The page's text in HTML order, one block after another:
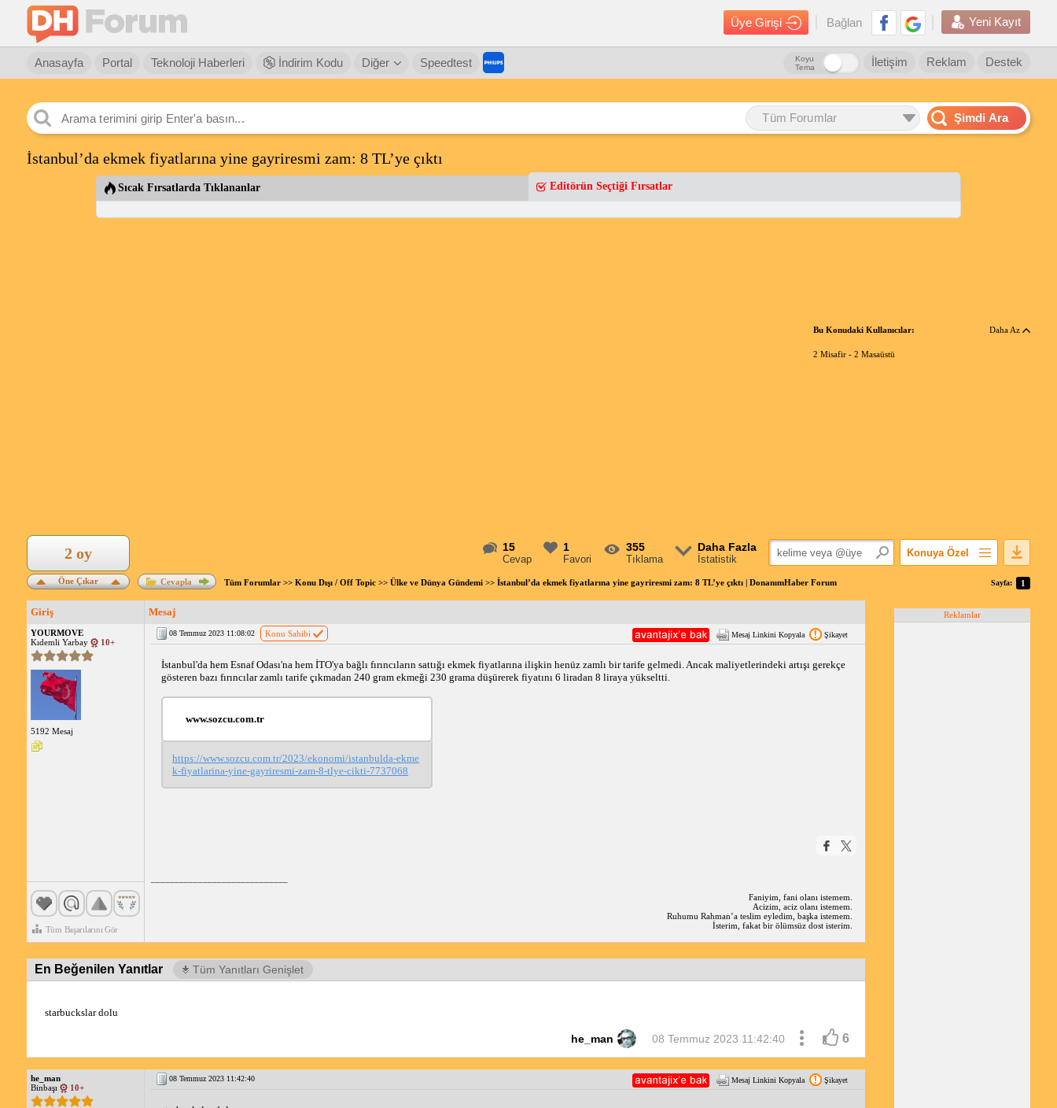
Üye Girişi Bağlan Yeni Kayıt
Anasayfa Portal Teknoloji Haberleri İndirim Kodu Diğer Speedtest Destek
Reklam
İletişim
Koyu
Tema
Tüm Forumlar Şimdi Ara
İstanbul’da ekmek fiyatlarına yine gayriresmi zam: 8 TL’ye çıktı
Sıcak Fırsatlarda Tıklananlar Editörün Seçtiği Fırsatlar
Bu Konudaki Kullanıcılar: Daha Az
2 Misafir - 2 Masaüstü
15
Cevap
1
Favori
355
Tıklama
Daha Fazla
İstatistik
Konuya Özel
Popüler Mesajlar
Öne Çıkar
2 oy
Cevapla Tüm Forumlar>> Konu Dışı / Off Topic>> Ülke ve Dünya Gündemi>> İstanbul’da ekmek fiyatlarına yine gayriresmi zam: 8 TL’ye çıktı | DonanımHaber Forum Sayfa: 1
Giriş Mesaj
YOURMOVE
Kıdemli Yarbay
10+
5192 Mesaj
Tüm Başarılarını Gör
08 Temmuz 2023 11:08:02 Konu Sahibi Mesaj Linkini Kopyala Şikayet
İstanbul'da hem Esnaf Odası'na hem İTO'ya bağlı fırıncıların sattığı ekmek fiyatlarına ilişkin henüz zamlı bir tarife gelmedi. Ancak maliyetlerindeki artışı gerekçe
gösteren bazı fırıncılar zamlı tarife çıkmadan 240 gram ekmeği 230 grama düşürerek fiyatını 6 liradan 8 liraya yükseltti.
www.sozcu.com.tr
https://www.sozcu.com.tr/2023/ekonomi/istanbulda-ekme
k-fiyatlarina-yine-gayriresmi-zam-8-tlye-cikti-7737068
Faniyim, fani olanı istemem.
Acizim, aciz olanı istemem.
Ruhumu Rahman’a teslim eyledim, başka istemem.
İsterim, fakat bir ölümsüz dost isterim.
En Beğenilen Yanıtlar Tüm Yanıtları Genişlet
starbuckslar dolu
he_man 08 Temmuz 2023 11:42:40 6
he_man
Binbaşı
10+
08 Temmuz 2023 11:42:40 Mesaj Linkini Kopyala Şikayet
Reklamlar